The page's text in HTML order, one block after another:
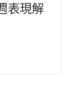
表現解